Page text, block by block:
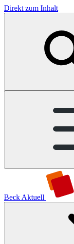
Direkt zum Inhalt
Beck Aktuell